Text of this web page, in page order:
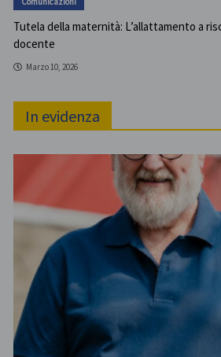
Tutela della maternità: L’allattamento a
docente
Marzo 10, 2026
In evidenza